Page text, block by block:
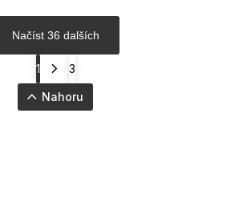
Načíst 36 dalších
1 3
Nahoru